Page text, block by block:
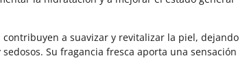
a suavizar y revitalizar la piel, dejando
Su fragancia fresca aporta una sensación